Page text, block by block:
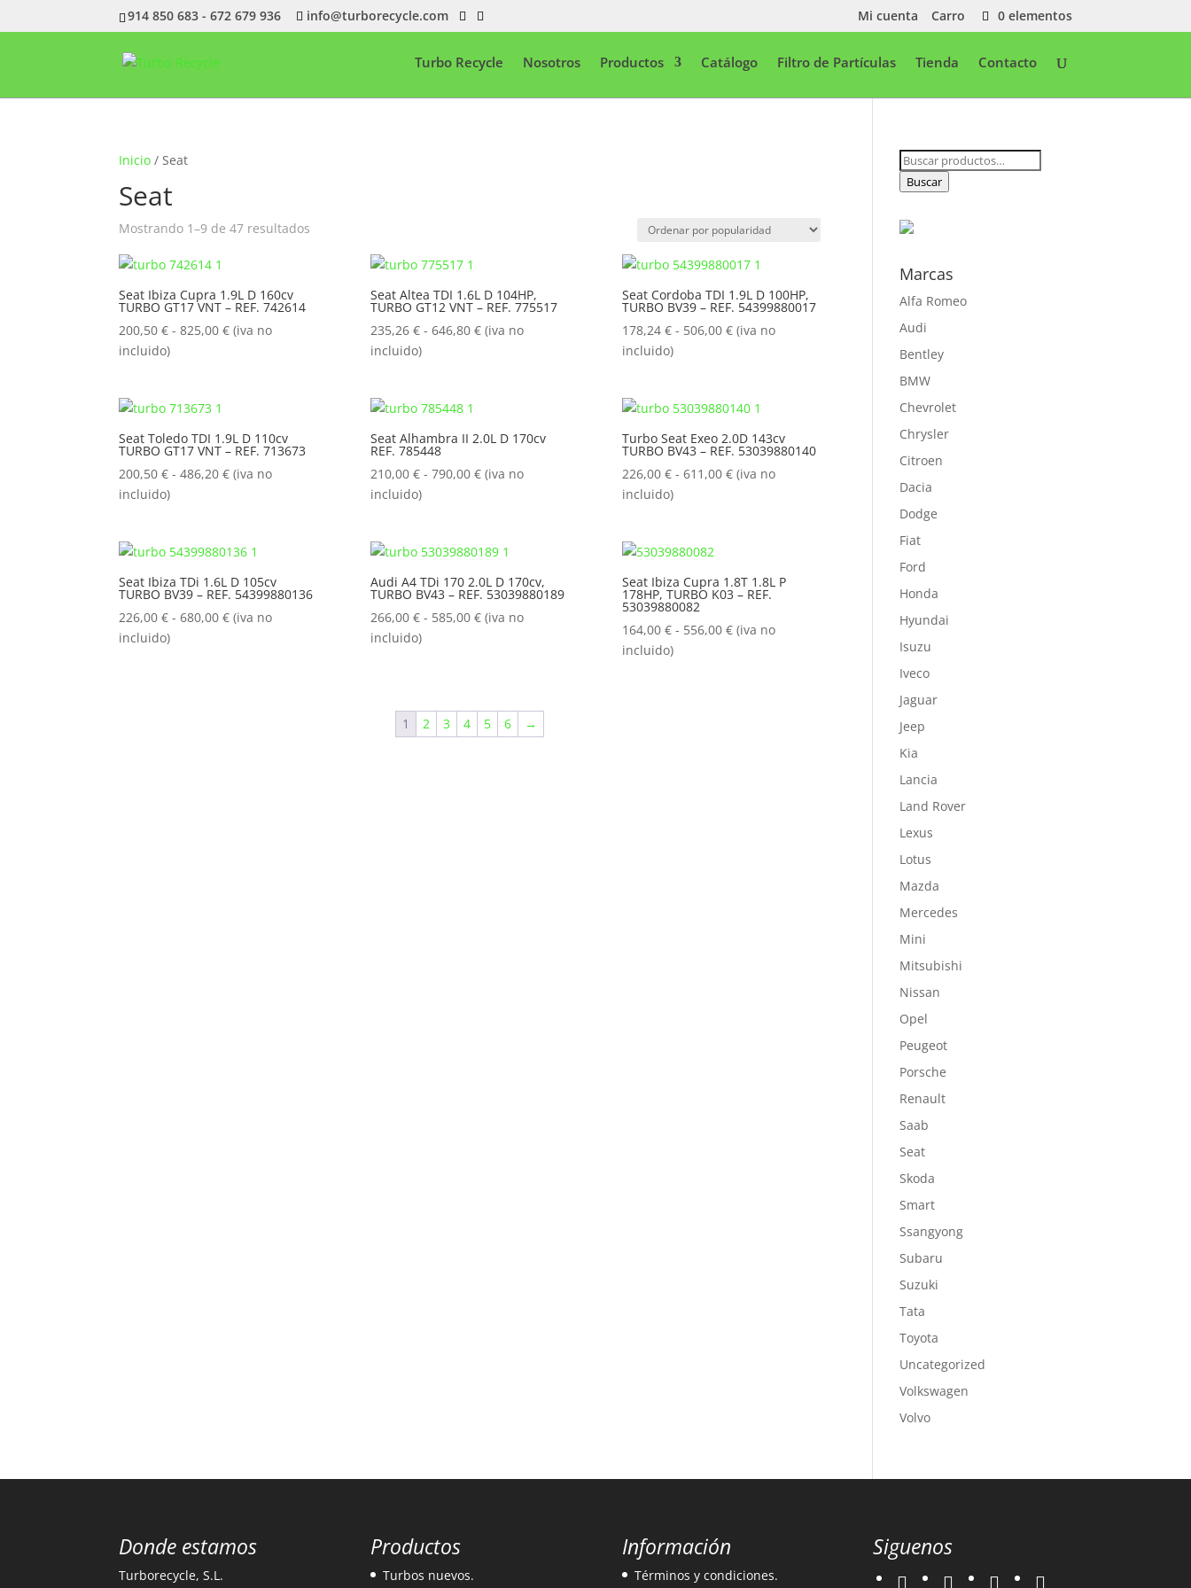
914 850 683 - 672 679 936 info@turborecycle.com Mi cuenta Carro 0 elementos
Turbo Recycle Nosotros Productos Catálogo Filtro de Partículas Tienda Contacto
Inicio / Seat
Seat
Mostrando 1–9 de 47 resultados
popularidad
Seat Ibiza Cupra 1.9L D 160cv
TURBO GT17 VNT – REF. 742614
200,50€ - 825,00€Rango
hasta
825,00 €
(iva no
incluido)
Seat Altea TDI 1.6L D 104HP,
TURBO GT12 VNT – REF. 775517
235,26 € - 646,80 €Rango
hasta
(iva no
incluido)
Seat Cordoba TDI 1.9L D 100HP,
TURBO BV39 – REF. 54399880017
178,24 € - 506,00 €Rango
178,24 €
hasta
506,00 €
(iva no
incluido)
Seat Toledo TDI 1.9L D 110cv
TURBO GT17 VNT – REF. 713673
200,50€ - 486,20€Rango
200,50 €
hasta
486,20 €
(iva no
incluido)
Seat Alhambra II 2.0L D 170cv
REF. 785448
210,00 € - 790,00 €Rango
210,00 €
hasta
790,00 €
(iva no
incluido)
Turbo Seat Exeo 2.0D 143cv
TURBO BV43 – REF. 53039880140
226,00 € - 611,00 €Rango
hasta
611,00 €
(iva no
incluido)
Seat Ibiza TDi 1.6L D 105cv
TURBO BV39 – REF. 54399880136
226,00€ - 680,00€Rango
(iva no
incluido)
Audi A4 TDi 170 2.0L D 170cv,
TURBO BV43 – REF. 53039880189
266,00 € - 585,00 €Rango
hasta
585,00 €
(iva no
incluido)
Seat Ibiza Cupra 1.8T 1.8L P
178HP, TURBO K03 – REF.
53039880082
164,00 € - 556,00 €Rango
(iva no
incluido)
1 2 3 4 5 6 →
Buscar
por:
Buscar
Marcas
Alfa Romeo
Audi
Bentley
BMW
Chevrolet
Chrysler
Citroen
Dacia
Dodge
Fiat
Ford
Honda
Hyundai
Isuzu
Iveco
Jaguar
Jeep
Kia
Lancia
Land Rover
Lexus
Lotus
Mazda
Mercedes
Mini
Mitsubishi
Nissan
Opel
Peugeot
Porsche
Renault
Saab
Seat
Skoda
Smart
Ssangyong
Subaru
Suzuki
Tata
Toyota
Uncategorized
Volkswagen
Volvo
Donde estamos
Turborecycle, S.L.
Productos
Turbos nuevos.
Información
Términos y condiciones.
Siguenos
twitter instagramfacebook google